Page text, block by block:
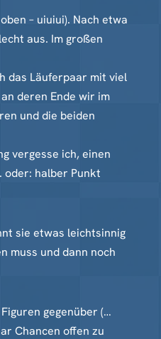
– uiuiui). Nach etwa
aus. Im großen
das Läuferpaar mit viel
deren Ende wir im
und die beiden
vergesse ich, einen
oder: halber Punkt
sie etwas leichtsinnig
muss und dann noch
gegenüber (…
Chancen offen zu